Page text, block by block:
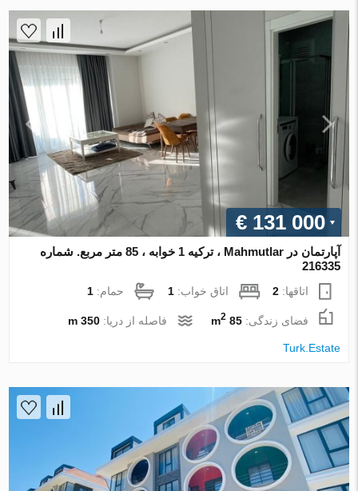
€ 131 000
آپارتمان در Mahmutlar ، ترکیه 1 خوابه ، 85 متر مربع. شماره
216335
اتاقها:2 اتاق خواب:1 حمام:1
فضای زندگی:85 m
2 فاصله از دریا:350 m
Turk.Estate